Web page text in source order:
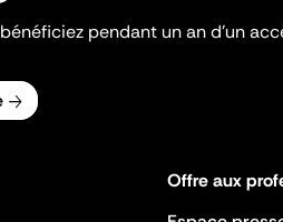
pendant un an d’un
Offre aux